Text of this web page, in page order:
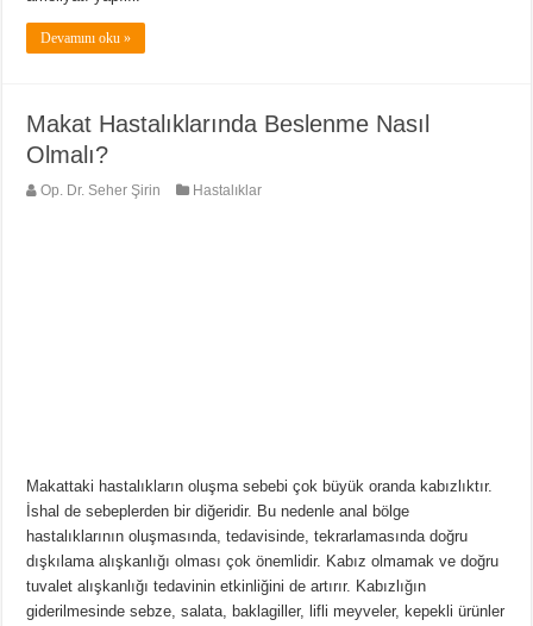
Devamını oku »
Makat Hastalıklarında Beslenme Nasıl
Olmalı?
Op. Dr. Seher Şirin Hastalıklar
Makattaki hastalıkların oluşma sebebi çok büyük oranda kabızlıktır.
İshal de sebeplerden bir diğeridir. Bu nedenle anal bölge
hastalıklarının oluşmasında, tedavisinde, tekrarlamasında doğru
dışkılama alışkanlığı olması çok önemlidir. Kabız olmamak ve doğru
tuvalet alışkanlığı tedavinin etkinliğini de artırır. Kabızlığın
giderilmesinde sebze, salata, baklagiller, lifli meyveler, kepekli ürünler